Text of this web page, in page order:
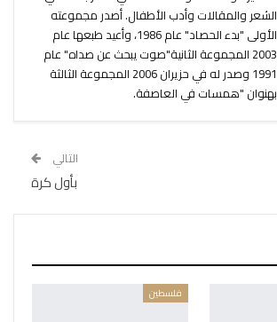
الشعر والمقالات وأدب الأطفال. أصدر مجموعته
الأولى "بدء الحصاد" عام 1986، وأعيد طبعها عام
2003 المجموعة الثانية"صوت يبحث عن صداه" عام
1991 وصدر له في حزيران 2006 المجموعة الثالثة
بهنوان "همسات في العاصفة.
التالي
بأول كرة
فلسطين